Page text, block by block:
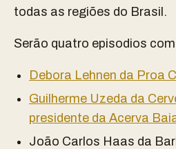
todas as regiões do Brasil.
Serão quatro episodios
Debora Lehnen da Proa
Guilherme Uzeda da
presidente da Acerva
João Carlos Haas da